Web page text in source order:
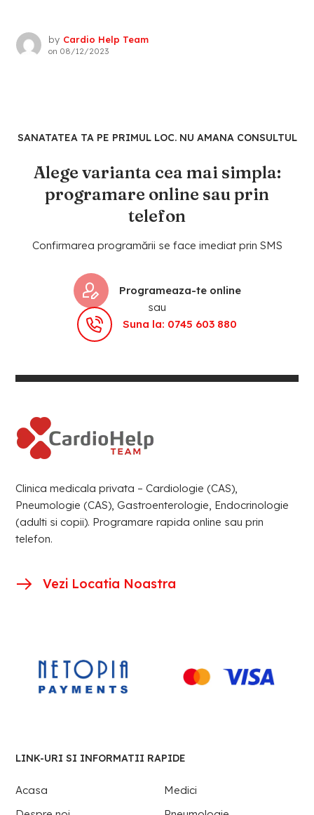
by Cardio Help Team
on 08/12/2023
SANATATEA TA PE PRIMUL LOC. NU AMANA CONSULTUL
Alege varianta cea mai simpla:
programare online sau prin
telefon
Confirmarea programării se face imediat prin SMS
Programeaza-te online
sau
Suna la: 0745 603 880
Clinica medicala privata – Cardiologie (CAS),
Pneumologie (CAS), Gastroenterologie, Endocrinologie
(adulti si copii). Programare rapida online sau prin
telefon.
Vezi Locatia Noastra
LINK-URI SI INFORMATII RAPIDE
Acasa
Medici